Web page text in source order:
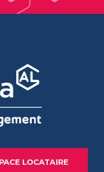
LOCATAIRE